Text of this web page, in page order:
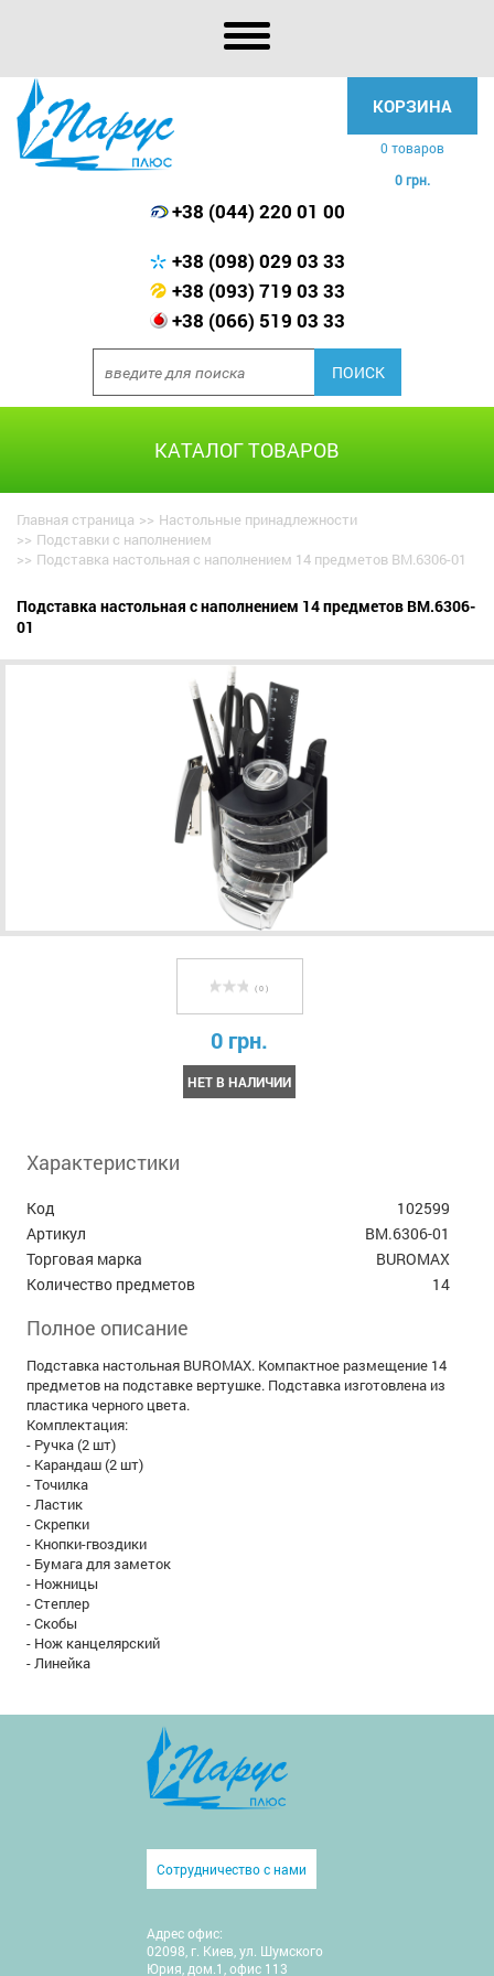
КОРЗИНА
0 товаров
0 грн.
+38 (044) 220 01 00
+38 (098) 029 03 33
+38 (093) 719 03 33
+38 (066) 519 03 33
КАТАЛОГ ТОВАРОВ
Главная страница >> Настольные принадлежности
>> Подставки с наполнением
>> Подставка настольная с наполнением 14 предметов BM.6306-01
Подставка настольная с наполнением 14 предметов BM.6306-
01
( 0 )
0 грн.
НЕТ В НАЛИЧИИ
Характеристики
Код
102599
Артикул
BM.6306-01
Торговая марка
BUROMAX
Количество предметов
14
Полное описание
Подставка настольная BUROMAX. Компактное размещение 14
предметов на подставке вертушке. Подставка изготовлена из
пластика черного цвета.
Комплектация:
- Ручка (2 шт)
- Карандаш (2 шт)
- Точилка
- Ластик
- Скрепки
- Кнопки-гвоздики
- Бумага для заметок
- Ножницы
- Степлер
- Скобы
- Нож канцелярский
- Линейка
Сотрудничество с нами
Адрес офис:
02098, г. Киев, ул. Шумского
Юрия, дом.1, офис 113